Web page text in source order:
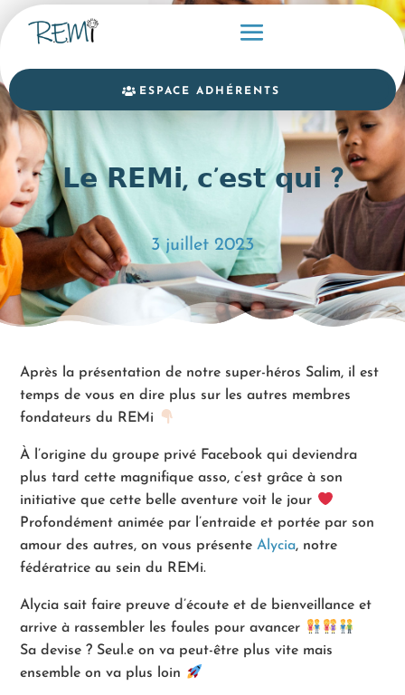
ESPACE ADHÉRENTS
𝗟𝗲 𝗥𝗘𝗠𝗶, 𝗰’𝗲𝘀𝘁 𝗾𝘂𝗶 ?
3 juillet 2023
Après la présentation de notre super-héros Salim, il est
temps de vous en dire plus sur les autres membres
fondateurs du REMi
À l’origine du groupe privé Facebook qui deviendra
plus tard cette magnifique asso, c’est grâce à son
initiative que cette belle aventure voit le jour
Profondément animée par l’entraide et portée par son
amour des autres, on vous présenteAlycia, notre
fédératrice au sein du REMi.
Alycia sait faire preuve d’écoute et de bienveillance et
arrive à rassembler les foules pour avancer
Sa devise ? Seul.e on va peut-être plus vite mais
ensemble on va plus loin